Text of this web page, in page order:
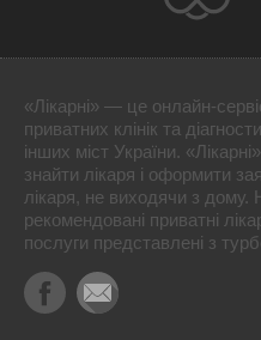
«Лікарні» — це онлайн-
приватних клінік та
інших міст України.
знайти лікаря і оформити
лікаря, не виходячи з дому.
рекомендовані приватні
послуги представлені з